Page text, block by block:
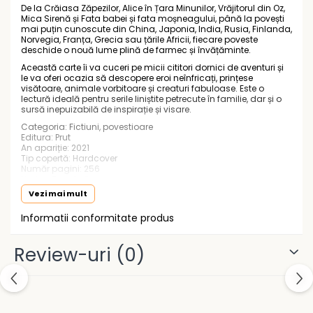
numărat
Ghiozdane și rucsacuri
Ghiozdane școlare
Rucsacuri școlare și casual
Ghiozdane pentru grădinită
Trollere pentru copii
Penare
Penare echipate
Penare neechipate
Penare tip etui
Acuarele și pensule școlare
Acuarele școlare și Tempera
Pahare și palete pictură
Cărți
Cărți pentru copii
De la Crăiasa Zăpezilor, Alice în Țara Minunilor, Vrăjitorul din Oz,
Mica Sirenă și Fata babei și fata moșneagului, până la povești
mai puțin cunoscute din China, Japonia, India, Rusia, Finlanda,
Norvegia, Franța, Grecia sau țările Africii, fiecare poveste
deschide o nouă lume plină de farmec și învățăminte.
Această carte îi va cuceri pe micii cititori dornici de aventuri și
le va oferi ocazia să descopere eroi neînfricați, prințese
visătoare, animale vorbitoare și creaturi fabuloase. Este o
lectură ideală pentru serile liniștite petrecute în familie, dar și o
sursă inepuizabilă de inspirație și visare.
Categoria: Fictiuni, povestioare
Editura: Prut
An apariție: 2021
Tip copertă: Hardcover
Număr pagini: 256
Vârstă recomandată: 2-4 ani, 4-6 ani, 6-8 ani, 8-10 ani
ISBN: 9789975545655
Vezi mai mult
Informatii conformitate produs
Review-uri (0)